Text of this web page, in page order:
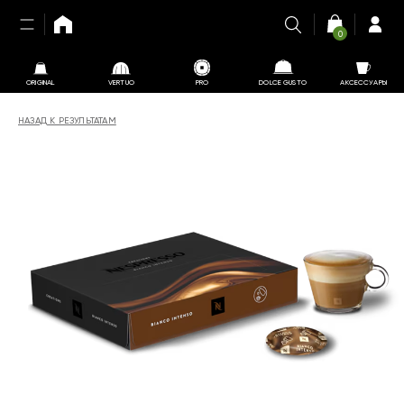
ORIGINAL VERTUO PRO DOLCE GUSTO АКСЕССУАРЫ
0
НАЗАД К РЕЗУЛЬТАТАМ